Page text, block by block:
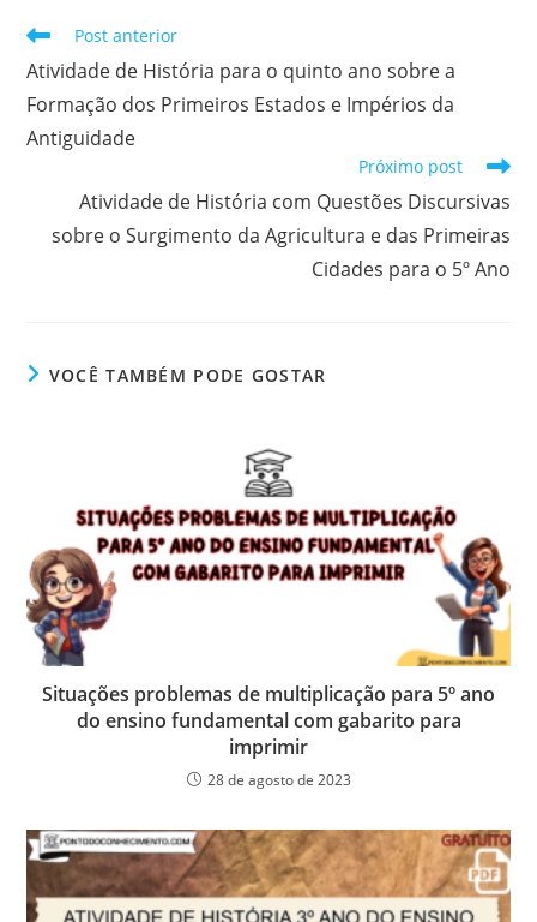
Leia
artigos
Post anterior
Atividade de História para o quinto ano sobre a
Formação dos Primeiros Estados e Impérios da
Antiguidade
Próximo post
Atividade de História com Questões Discursivas
sobre o Surgimento da Agricultura e das Primeiras
Cidades para o 5º Ano
VOCÊ TAMBÉM PODE GOSTAR
Situações problemas de multiplicação para 5º ano
do ensino fundamental com gabarito para
imprimir
28 de agosto de 2023